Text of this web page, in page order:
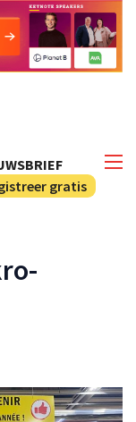
gratis